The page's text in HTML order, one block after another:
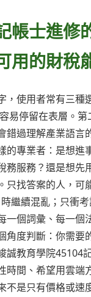
帳士進修
用的財稅
，使用者常有三
停留在表層。
錯過理解產業語
的專業者：是想
務服務？還是想
只找答案的人，
繼續混亂；只衝
一個詞彙、每一
角度判斷：你需
誠教育學院45104
時間、希望用雲
不是只有價格或